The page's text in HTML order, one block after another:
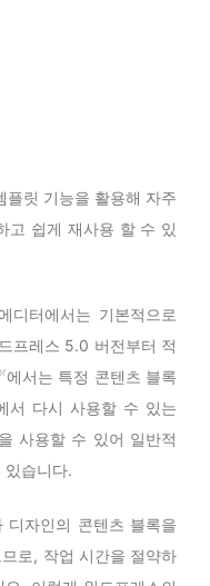
플릿 기능을 활용해 자주
고 쉽게 재사용 할 수 있
디터에서는 기본적으로
프레스 5.0 버전부터 적
에서는 특정 콘텐츠 블록
서 다시 사용할 수 있는
사용할 수 있어 일반적
있습니다.
디자인의 콘텐츠 블록을
로, 작업 시간을 절약하